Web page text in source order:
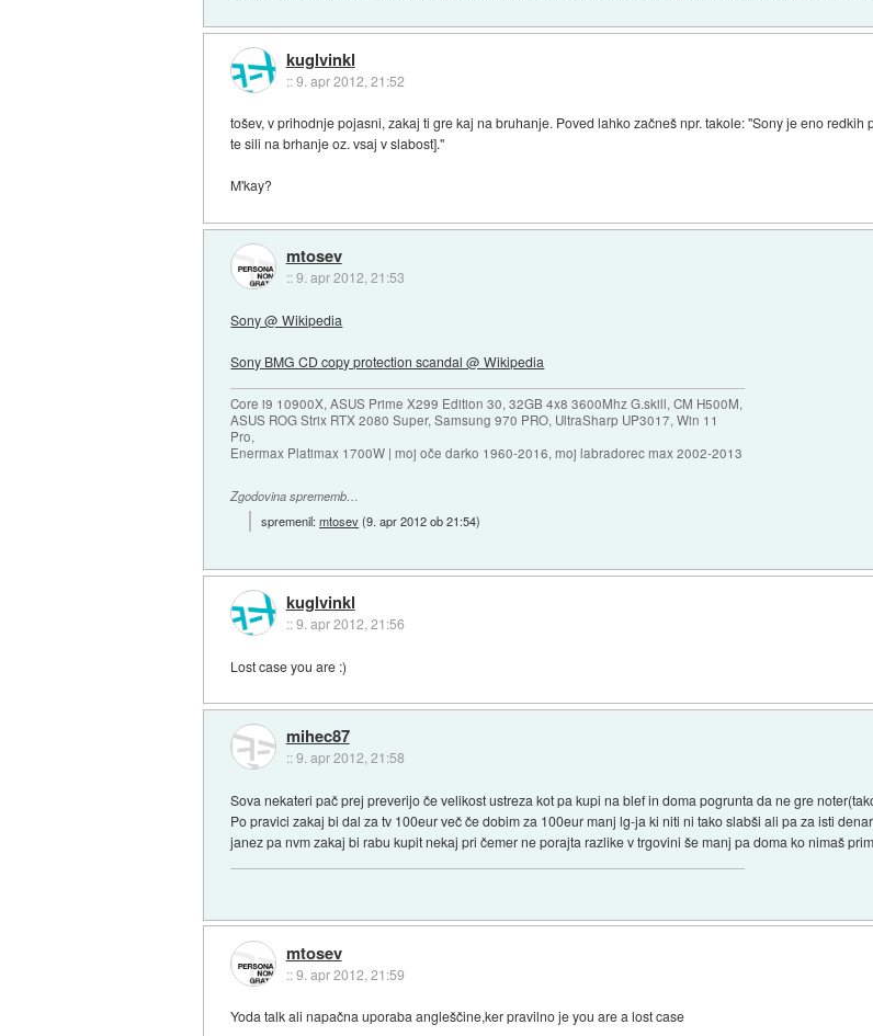
kuglvinkl
::9. apr 2012, 21:52
tošev, v prihodnje pojasni, zakaj ti gre kaj na bruhanje. Poved lahko začneš npr. takole: "Sony je eno
te sili na brhanje oz. vsaj v slabost]."
M'kay?
mtosev
::9. apr 2012, 21:53
Sony @ Wikipedia
Sony BMG CD copy protection scandal @ Wikipedia
Core i9 10900X, ASUS Prime X299 Edition 30, 32GB 4x8 3600Mhz G.skill, CM H500M,
ASUS ROG Strix RTX 2080 Super, Samsung 970 PRO, UltraSharp UP3017, Win 11
Pro,
Enermax Platimax 1700W | moj oče darko 1960-2016, moj labradorec max 2002-2013
Zgodovina sprememb…
spremenil:mtosev(9. apr 2012 ob 21:54)
kuglvinkl
::9. apr 2012, 21:56
Lost case you are :)
mihec87
::9. apr 2012, 21:58
Sova nekateri pač prej preverijo če velikost ustreza kot pa kupi na blef in doma pogrunta da ne gre
Po pravici zakaj bi dal za tv 100eur več če dobim za 100eur manj lg-ja ki niti ni tako slabši ali pa za isti
janez pa nvm zakaj bi rabu kupit nekaj pri čemer ne porajta razlike v trgovini še manj pa doma ko nimaš
mtosev
::9. apr 2012, 21:59
Yoda talk ali napačna uporaba angleščine,ker pravilno je you are a lost case